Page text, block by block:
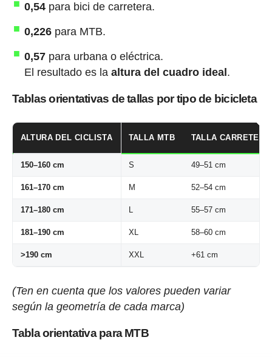
0,54para bici de carretera.
0,226para MTB.
0,57para urbana o eléctrica.
El resultado es la altura del cuadro ideal .
Tablas orientativas de tallas por tipo de bicicleta
ALTURA DEL CICLISTA TALLA MTB TALLA CARRETERA
150–160 cm S 49–51 cm
161–170 cm M 52–54 cm
171–180 cm L 55–57 cm
181–190 cm XL 58–60 cm
>190 cm XXL +61 cm
(Ten en cuenta que los valores pueden variar
según la geometría de cada marca)
Tabla orientativa para MTB